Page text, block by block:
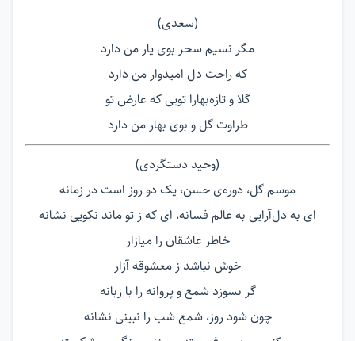
(سعدی)
مگر نسیم سحر بوی یار من دارد
که راحت دل امیدوار من دارد
گلا و تازه‌بهارا تویی که عارض تو
طراوت گل و بوی بهار من دارد
(وحید دستگردی)
موسم گل، دوره‌ی حسن، یک دو روز است در زمانه
ای به دل‌آرایی به عالم فسانه، ای که ز تو ماند نکویی نشانه
خاطر عاشقان را میازار
خوش نباشد ز معشوقه آزار
گر بسوزد شمع و پروانه را با زبانه
چون شود روز، شمع شب را نبینی نشانه